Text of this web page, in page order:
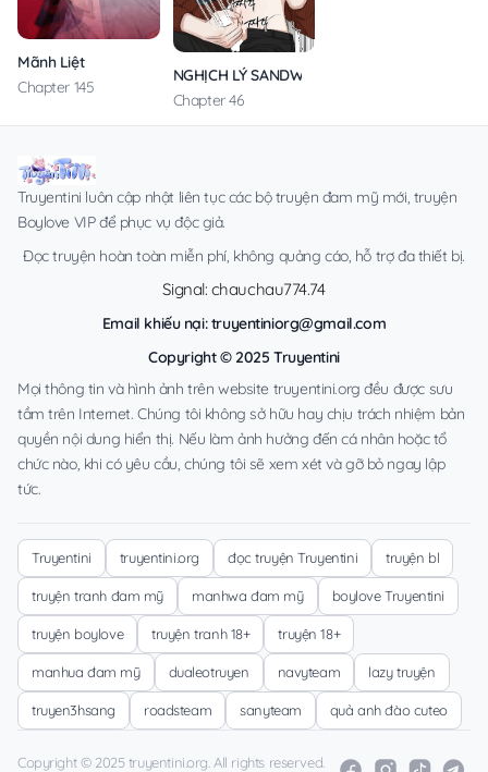
Mãnh Liệt
Chapter 145
NGHỊCH LÝ SANDWICH
Chapter 46
Truyentini luôn cập nhật liên tục các bộ truyện đam mỹ mới, truyện
Boylove VIP để phục vụ độc giả.
Đọc truyện hoàn toàn miễn phí, không quảng cáo, hỗ trợ đa thiết bị.
Signal: chauchau774.74
Email khiếu nại:truyentiniorg@gmail.com
Copyright © 2025 Truyentini
Mọi thông tin và hình ảnh trên website truyentini.org đều được sưu
tầm trên Internet. Chúng tôi không sở hữu hay chịu trách nhiệm bản
quyền nội dung hiển thị. Nếu làm ảnh hưởng đến cá nhân hoặc tổ
chức nào, khi có yêu cầu, chúng tôi sẽ xem xét và gỡ bỏ ngay lập
tức.
Truyentini truyentini.org đọc truyện Truyentini truyện bl
truyện tranh đam mỹ manhwa đam mỹ boylove Truyentini
truyện boylove truyện tranh 18+ truyện 18+
manhua đam mỹ dualeotruyen navyteam lazy truyện
truyen3hsang roadsteam sanyteam quả anh đào cuteo
Copyright © 2025 truyentini.org. All rights reserved.